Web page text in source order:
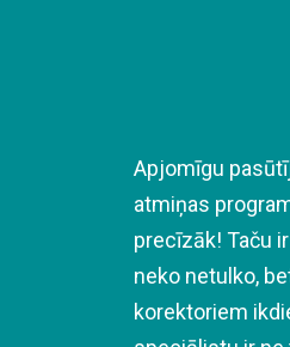
Apjomīgu
atmiņas
precīzāk! Taču
neko netulko,
korektoriem